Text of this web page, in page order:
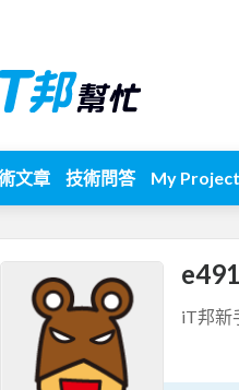
文章 技術問答 My Project
iT邦新